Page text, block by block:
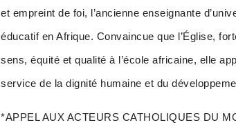
et empreint de foi, l’ancienne enseignante
éducatif en Afrique. Convaincue que l’Église,
sens, équité et qualité à l’école africaine, elle
service de la dignité humaine et du
*APPEL AUX ACTEURS CATHOLIQUES DU